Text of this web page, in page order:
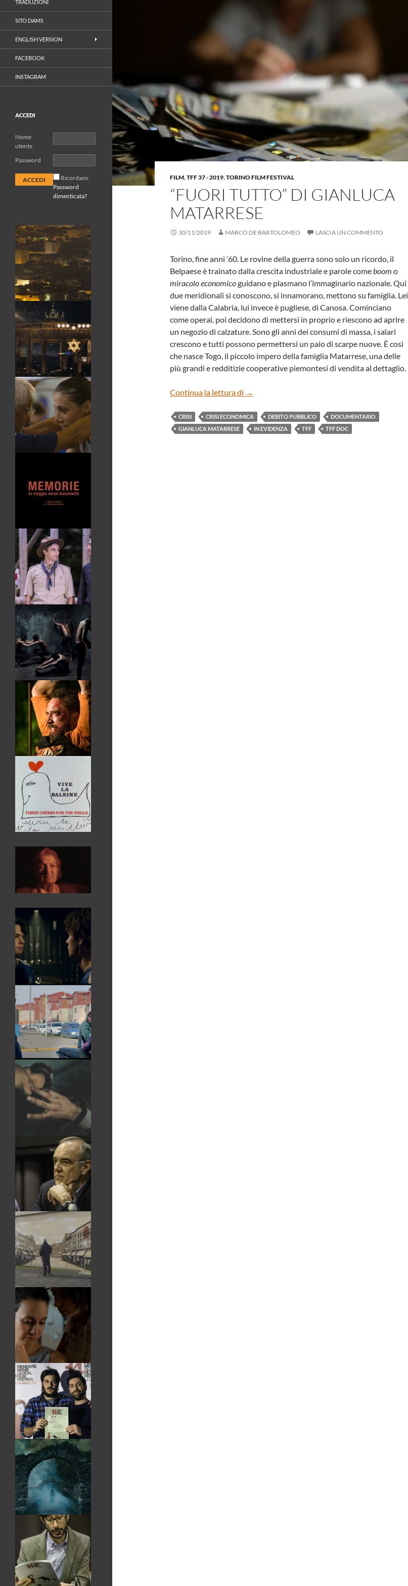
FILM,TFF 37 - 2019,TORINO FILM FESTIVAL
“FUORI TUTTO” DI GIANLUCA
MATARRESE
30/11/2019 MARCO DE BARTOLOMEO LASCIA UN COMMENTO
Torino, fine anni ’60. Le rovine della guerra sono solo un ricordo, il
Belpaese è trainato dalla crescita industriale e parole comeboom o
miracolo economicoguidano e plasmano l’immaginario nazionale. Qui
due meridionali si conoscono, si innamorano, mettono su famiglia. Lei
viene dalla Calabria, lui invece è pugliese, di Canosa. Cominciano
come operai, poi decidono di mettersi in proprio e riescono ad aprire
un negozio di calzature. Sono gli anni dei consumi di massa, i salari
crescono e tutti possono permettersi un paio di scarpe nuove. È così
che nasce Togo, il piccolo impero della famiglia Matarrese, una delle
più grandi e redditizie cooperative piemontesi di vendita al dettaglio.
Continua la lettura di “FUORI TUTTO” DI GIANLUCA MATARRESE
→
CRISI CRISI ECONOMICA DEBITO PUBBLICO
DOCUMENTARIO
GIANLUCA MATARRESE
IN EVIDENZA TFF TFF DOC
TRADUZIONI
SITO DAMS
ENGLISH VERSION
FACEBOOK
INSTAGRAM
ACCEDI
Nome
utente
Password
Ricordami
Password
dimenticata?